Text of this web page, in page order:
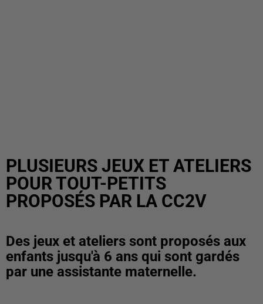
PLUSIEURS JEUX ET ATELIERS
POUR TOUT-PETITS
PROPOSÉS PAR LA CC2V
Des jeux et ateliers sont proposés aux
enfants jusqu'à 6 ans qui sont gardés
par une assistante maternelle.